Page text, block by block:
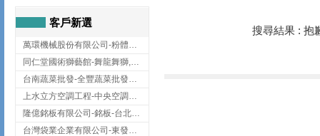
客戶新選
萬環機械股份有限公司-粉體塗裝設備,輸送機,輸送機設備,台南輸送機
同仁堂國術獅藝館-舞龍舞獅,台中舞龍舞獅
台南蔬菜批發-全豐蔬菜批發專送/台南蔬菜箱宅配到府
上水立方空調工程-中央空調規劃,台北中央空調規劃
隆億銘板有限公司-銘板-台北銘板-板橋銘板
台灣袋業企業有限公司-東發企業社/台中太空袋/太空包
搜尋結果 : 抱